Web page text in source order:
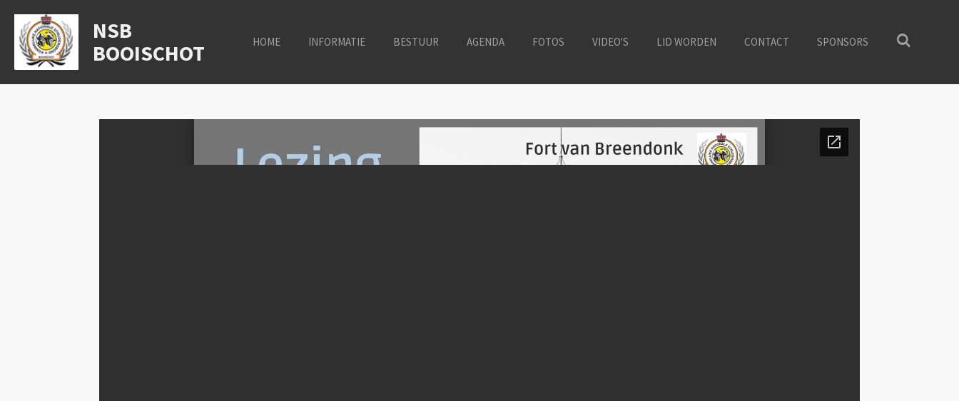
Ga
direct
naar
NSB
BOOISCHOT
HOME INFORMATIE BESTUUR AGENDA FOTOS VIDEO'S LID WORDEN CONTACT SPONSORS